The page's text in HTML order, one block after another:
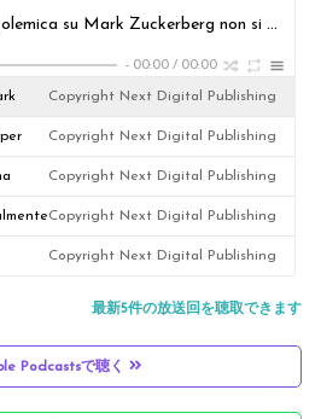
10 Ago: La polemica su Mark Zuckerberg non si placa mai
- 00:00 / 00:00
Copyright Next Digital Publishing
Copyright Next Digital Publishing
Copyright Next Digital Publishing
Copyright Next Digital Publishing
Copyright Next Digital Publishing
最新5件の放送回を聴取できます
Podcastsで聴く